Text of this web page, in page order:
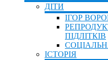
ДІТИ
ІГОР
ПІДЛІТКІВ
ІСТОРІЯ